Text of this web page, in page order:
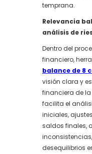
temprana.
Relevancia
análisis de
Dentro del
financiero,
balance de 8
visión clara y
financiera de la
facilita el
iniciales,
saldos finales,
desequilibrios